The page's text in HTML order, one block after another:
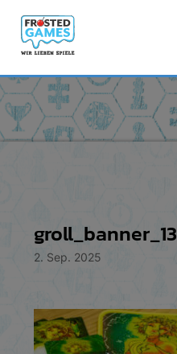
groll_banner_13
2. Sep. 2025